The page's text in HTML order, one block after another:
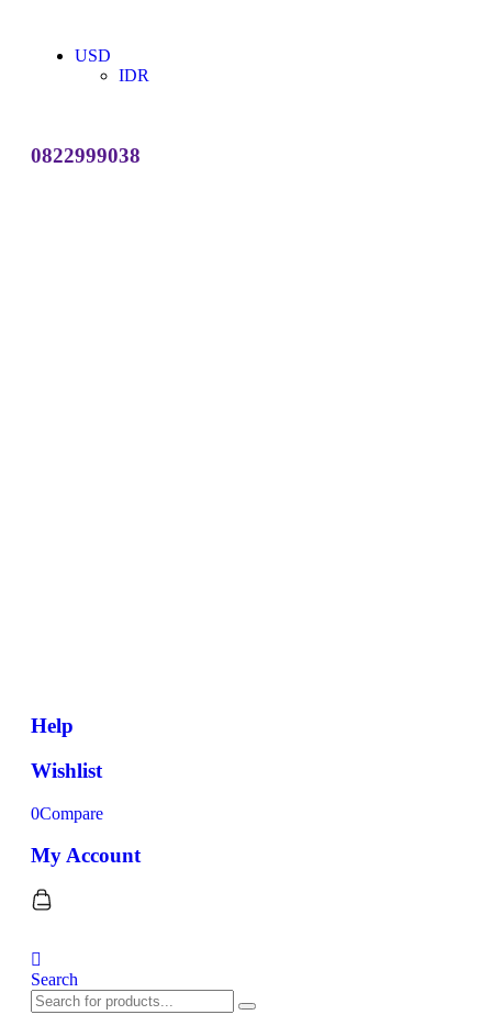
USD
IDR
0822999038
Help
Wishlist
0Compare
My Account
Search